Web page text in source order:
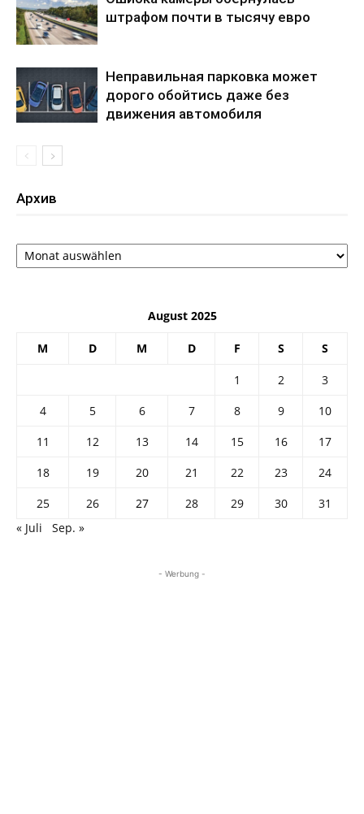
штрафом почти в тысячу евро
Неправильная парковка может
дорого обойтись даже без
движения автомобиля
Архив
Архив
August 2025
M D M D F S S
1 2
3
4
5 6 7 8 9
10
11
12 13 14 15 16
17
18
19 20 21 22 23
24
25
26 27 28 29 30
31
« Juli
Sep. »
- Werbung -